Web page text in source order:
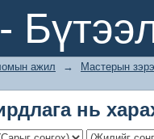
нь
ажил →
Мастерын
нь